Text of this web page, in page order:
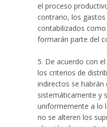
el proceso
contrario, los
contabilizados
formarán parte del
5. De acuerdo con
los criterios de
indirectos se habrán
sistemáticamente y
uniformemente a lo
no se alteren los